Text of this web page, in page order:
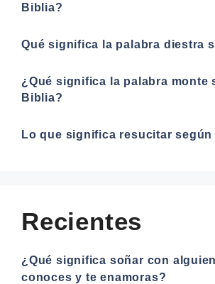
Biblia?
Qué significa la palabra diestra
¿Qué significa la palabra monte
Biblia?
Lo que significa resucitar según
Recientes
¿Qué significa soñar con
conoces y te enamoras?